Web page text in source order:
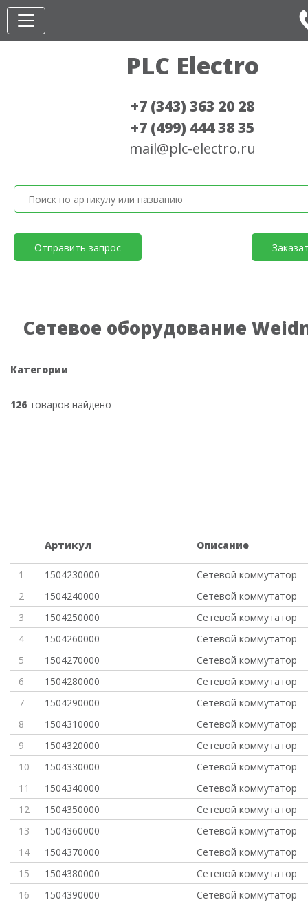
PLC Electro
+7 (343) 363 20 28
+7 (499) 444 38 35
mail@plc-electro.ru
Отправить запрос
Сетевое оборудование
Категории
126 товаров найдено
Артикул Описание
1 1504230000
Сетевой коммутатор
2
1504240000
Сетевой коммутатор
3
1504250000
Сетевой коммутатор
4
1504260000
Сетевой коммутатор
5
1504270000
Сетевой коммутатор
6
1504280000
Сетевой коммутатор
7
1504290000
Сетевой коммутатор
8
1504310000
Сетевой коммутатор
9
1504320000
Сетевой коммутатор
10
1504330000
Сетевой коммутатор
11
1504340000
Сетевой коммутатор
12
1504350000
Сетевой коммутатор
13
1504360000
Сетевой коммутатор
14
1504370000
Сетевой коммутатор
15
1504380000
Сетевой коммутатор
16
1504390000
Сетевой коммутатор